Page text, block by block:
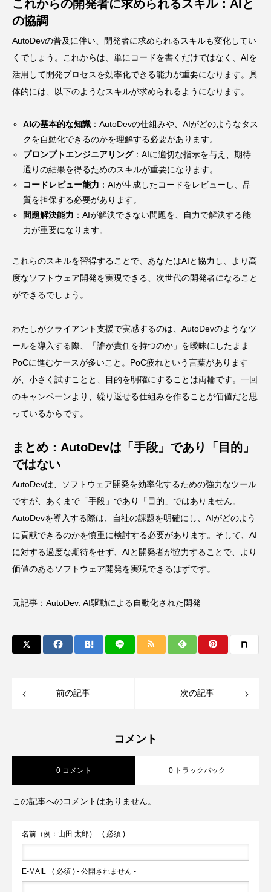
これからの開発者に求められるスキル：AIと
の協調
AutoDevの普及に伴い、開発者に求められるスキルも変化してい
くでしょう。これからは、単にコードを書くだけではなく、AIを
活用して開発プロセスを効率化できる能力が重要になります。具
体的には、以下のようなスキルが求められるようになります。
AIの基本的な知識 ：AutoDevの仕組みや、AIがどのようなタス
クを自動化できるのかを理解する必要があります。
プロンプトエンジニアリング：AIに適切な指示を与え、期待
通りの結果を得るためのスキルが重要になります。
コードレビュー能力 ：AIが生成したコードをレビューし、品
質を担保する必要があります。
問題解決能力 ：AIが解決できない問題を、自力で解決する能
力が重要になります。
これらのスキルを習得することで、あなたはAIと協力し、より高
度なソフトウェア開発を実現できる、次世代の開発者になること
ができるでしょう。
わたしがクライアント支援で実感するのは、AutoDevのようなツ
ールを導入する際、「誰が責任を持つのか」を曖昧にしたまま
PoCに進むケースが多いこと。PoC疲れという言葉があります
が、小さく試すことと、目的を明確にすることは両輪です。一回
のキャンペーンより、繰り返せる仕組みを作ることが価値だと思
っているからです。
まとめ：AutoDevは「手段」であり「目的」
ではない
AutoDevは、ソフトウェア開発を効率化するための強力なツール
ですが、あくまで「手段」であり「目的」ではありません。
AutoDevを導入する際は、自社の課題を明確にし、AIがどのよう
に貢献できるのかを慎重に検討する必要があります。そして、AI
に対する過度な期待をせず、AIと開発者が協力することで、より
価値のあるソフトウェア開発を実現できるはずです。
元記事： AutoDev: AI駆動による自動化された開発
前の記事 次の記事
コメント
0 コメント 0 トラックバック
この記事へのコメントはありません。
名前（例：山田 太郎） ( 必須 )
E-MAIL ( 必須 ) - 公開されません -